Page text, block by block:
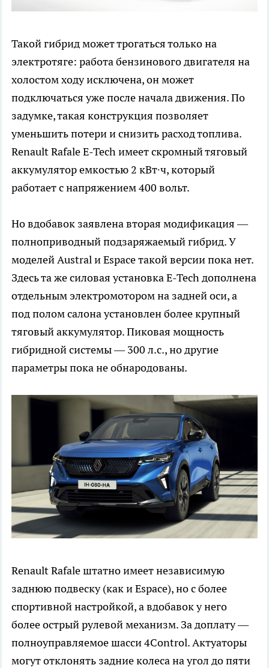
Такой гибрид может трогаться только на
электротяге: работа бензинового двигателя на
холостом ходу исключена, он может
подключаться уже после начала движения. По
задумке, такая конструкция позволяет
уменьшить потери и снизить расход топлива.
Renault Rafale E-Tech имеет скромный тяговый
аккумулятор емкостью 2 кВт∙ч, который
работает с напряжением 400 вольт.
Но вдобавок заявлена вторая модификация —
полноприводный подзаряжаемый гибрид. У
моделей Austral и Espace такой версии пока нет.
Здесь та же силовая установка E-Tech дополнена
отдельным электромотором на задней оси, а
под полом салона установлен более крупный
тяговый аккумулятор. Пиковая мощность
гибридной системы — 300 л.с., но другие
параметры пока не обнародованы.
Renault Rafale штатно имеет независимую
заднюю подвеску (как и Espace), но с более
спортивной настройкой, а вдобавок у него
более острый рулевой механизм. За доплату —
полноуправляемое шасси 4Control. Актуаторы
могут отклонять задние колеса на угол до пяти